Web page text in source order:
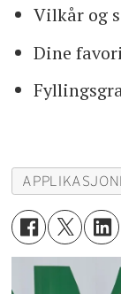
Vilkår og
Dine